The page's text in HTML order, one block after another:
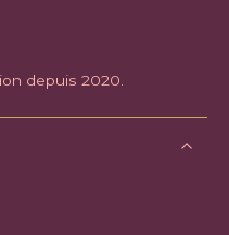
depuis 2020.